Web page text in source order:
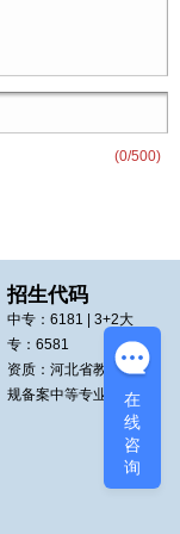
(0/500)
招生代码
中专： 6181 | 3+2大
专： 6581
资质：河北省教育厅正
规备案中等专业学校
在
线
咨
询